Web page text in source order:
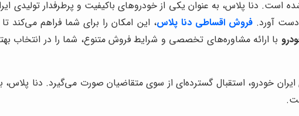
است. دنا پلاس، به عنوان یکی از خودروهای باکیفیت و پرطرفدار تولیدی
دست آورد. فروش اقساطی دنا پلاس، این امکان را برای شما فراهم می‌کند
با ارائه مشاوره‌های تخصصی و شرایط فروش متنوع، شما را در انتخاب
خودرو، استقبال گسترده‌ای از سوی متقاضیان صورت می‌گیرد. دنا پلاس،